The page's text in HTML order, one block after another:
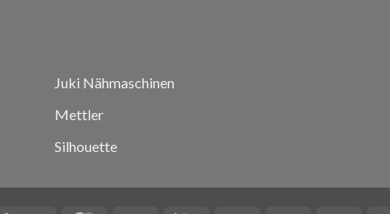
Juki Nähmaschinen
Mettler
Silhouette